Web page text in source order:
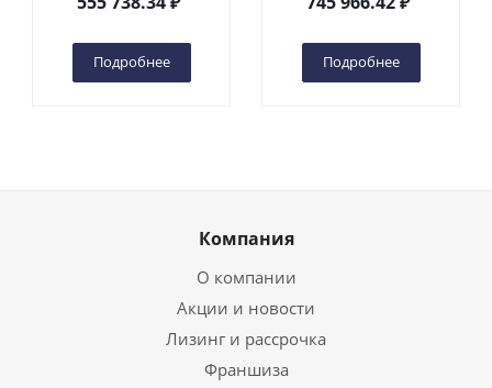
(автономный) (G) в
Подробнее
(автономный) (N) в
Подробнее
Компания
О компании
Акции и новости
Лизинг и рассрочка
Франшиза